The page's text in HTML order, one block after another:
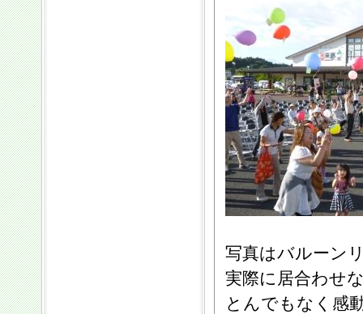
写真はバルーン
実際に居合わせ
とんでもなく感